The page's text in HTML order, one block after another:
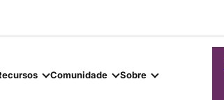
Comunidade Sobre